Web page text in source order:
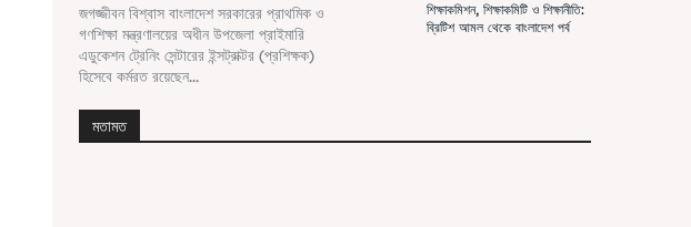
জগজ্জীবন বিশ্বাস বাংলাদেশ সরকারের প্রাথমিক ও
গণশিক্ষা মন্ত্রণালয়ের অধীন উপজেলা প্রাইমারি
এডুকেশন ট্রেনিং সেন্টারের ইন্সট্রাক্টর (প্রশিক্ষক)
হিসেবে কর্মরত রয়েছেন...
শিক্ষাকমিশন, শিক্ষাকমিটি ও শিক্ষানীতি:
ব্রিটিশ আমল থেকে বাংলাদেশ পর্ব
মতামত